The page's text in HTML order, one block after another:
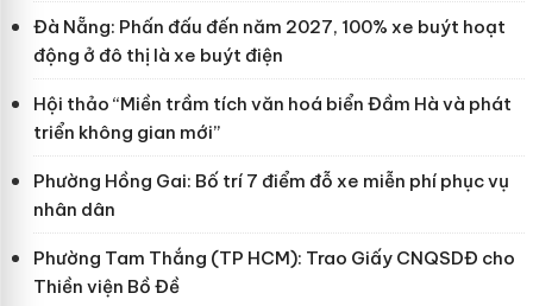
Đà Nẵng: Phấn đấu đến năm 2027, 100% xe buýt hoạt
động ở đô thị là xe buýt điện
Hội thảo “Miền trầm tích văn hoá biển Đầm Hà và phát
triển không gian mới”
Phường Hồng Gai: Bố trí 7 điểm đỗ xe miễn phí phục vụ
nhân dân
Phường Tam Thắng (TP HCM): Trao Giấy CNQSDĐ cho
Thiền viện Bồ Đề